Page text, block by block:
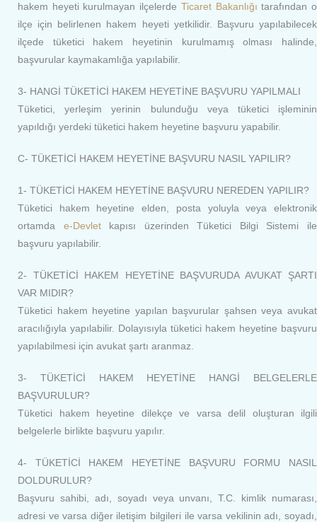
hakem heyeti kurulmayan ilçelerde Ticaret Bakanlığı tarafından o
ilçe için belirlenen hakem heyeti yetkilidir. Başvuru yapılabilecek
ilçede tüketici hakem heyetinin kurulmamış olması halinde,
başvurular kaymakamlığa yapılabilir.
3- HANGİ TÜKETİCİ HAKEM HEYETİNE BAŞVURU YAPILMALI
Tüketici, yerleşim yerinin bulunduğu veya tüketici işleminin
yapıldığı yerdeki tüketici hakem heyetine başvuru yapabilir.
C- TÜKETİCİ HAKEM HEYETİNE BAŞVURU NASIL YAPILIR?
1- TÜKETİCİ HAKEM HEYETİNE BAŞVURU NEREDEN YAPILIR?
Tüketici hakem heyetine elden, posta yoluyla veya elektronik
ortamda e-Devletkapısı üzerinden Tüketici Bilgi Sistemi ile
başvuru yapılabilir.
2- TÜKETİCİ HAKEM HEYETİNE BAŞVURUDA AVUKAT ŞARTI
VAR MIDIR?
Tüketici hakem heyetine yapılan başvurular şahsen veya avukat
aracılığıyla yapılabilir. Dolayısıyla tüketici hakem heyetine başvuru
yapılabilmesi için avukat şartı aranmaz.
3- TÜKETİCİ HAKEM HEYETİNE HANGİ BELGELERLE
BAŞVURULUR?
Tüketici hakem heyetine dilekçe ve varsa delil oluşturan ilgili
belgelerle birlikte başvuru yapılır.
4- TÜKETİCİ HAKEM HEYETİNE BAŞVURU FORMU NASIL
DOLDURULUR?
Başvuru sahibi, adı, soyadı veya unvanı, T.C. kimlik numarası,
adresi ve varsa diğer iletişim bilgileri ile varsa vekilinin adı, soyadı,